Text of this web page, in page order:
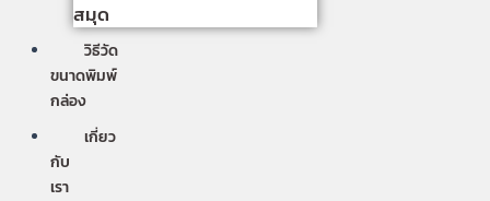
สมุด
วิธีวัด
ขนาดพิมพ์
กล่อง
เกี่ยว
กับ
เรา